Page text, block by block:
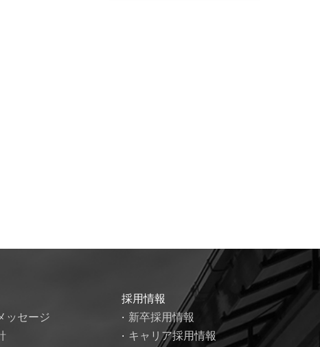
ッセージ
採用情報
新卒採用情報
キャリア採用情報